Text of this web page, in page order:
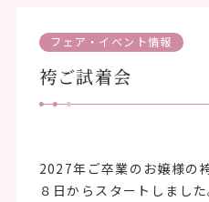
フェア・イベント情報
袴ご試着会
2027年ご卒業のお嬢様の
８日からスタートしました